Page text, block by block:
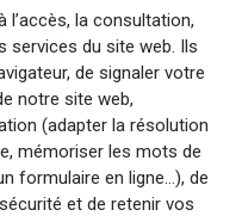
l’accès, la consultation,
services du site web. Ils
de signaler votre
notre site web,
(adapter la résolution
mémoriser les mots de
formulaire en ligne…), de
et de retenir vos